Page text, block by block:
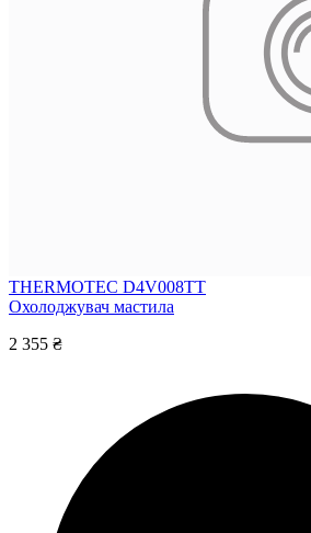
THERMOTEC D4V008TT
Охолоджувач мастила
2 355 ₴